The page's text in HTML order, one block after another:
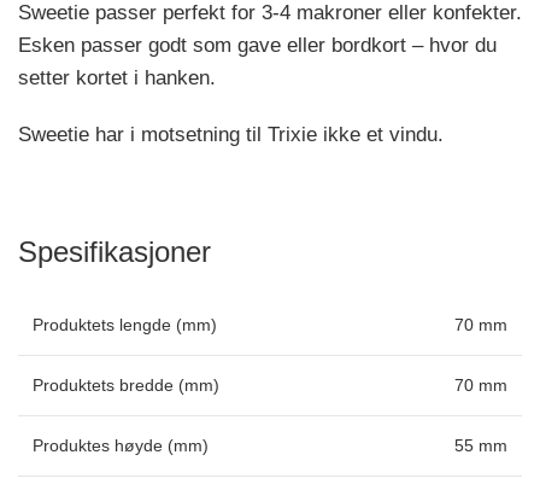
Sweetie passer perfekt for 3-4 makroner eller konfekter.
Esken passer godt som gave eller bordkort – hvor du
setter kortet i hanken.
Sweetie har i motsetning til Trixie ikke et vindu.
Spesifikasjoner
Produktets lengde (mm) 70 mm
Produktets bredde (mm) 70 mm
Produktes høyde (mm) 55 mm